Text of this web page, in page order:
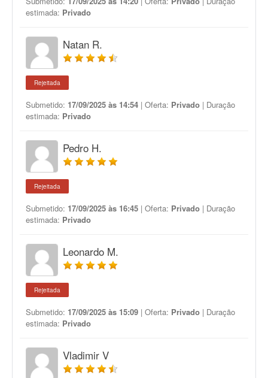
estimada: Privado
Natan R.
Rejeitada
Submetido: 17/09/2025 às 14:54 | Oferta: Privado | Duração
estimada: Privado
Pedro H.
Rejeitada
Submetido: 17/09/2025 às 16:45 | Oferta: Privado | Duração
estimada: Privado
Leonardo M.
Rejeitada
Submetido: 17/09/2025 às 15:09 | Oferta: Privado | Duração
estimada: Privado
Vladimir V